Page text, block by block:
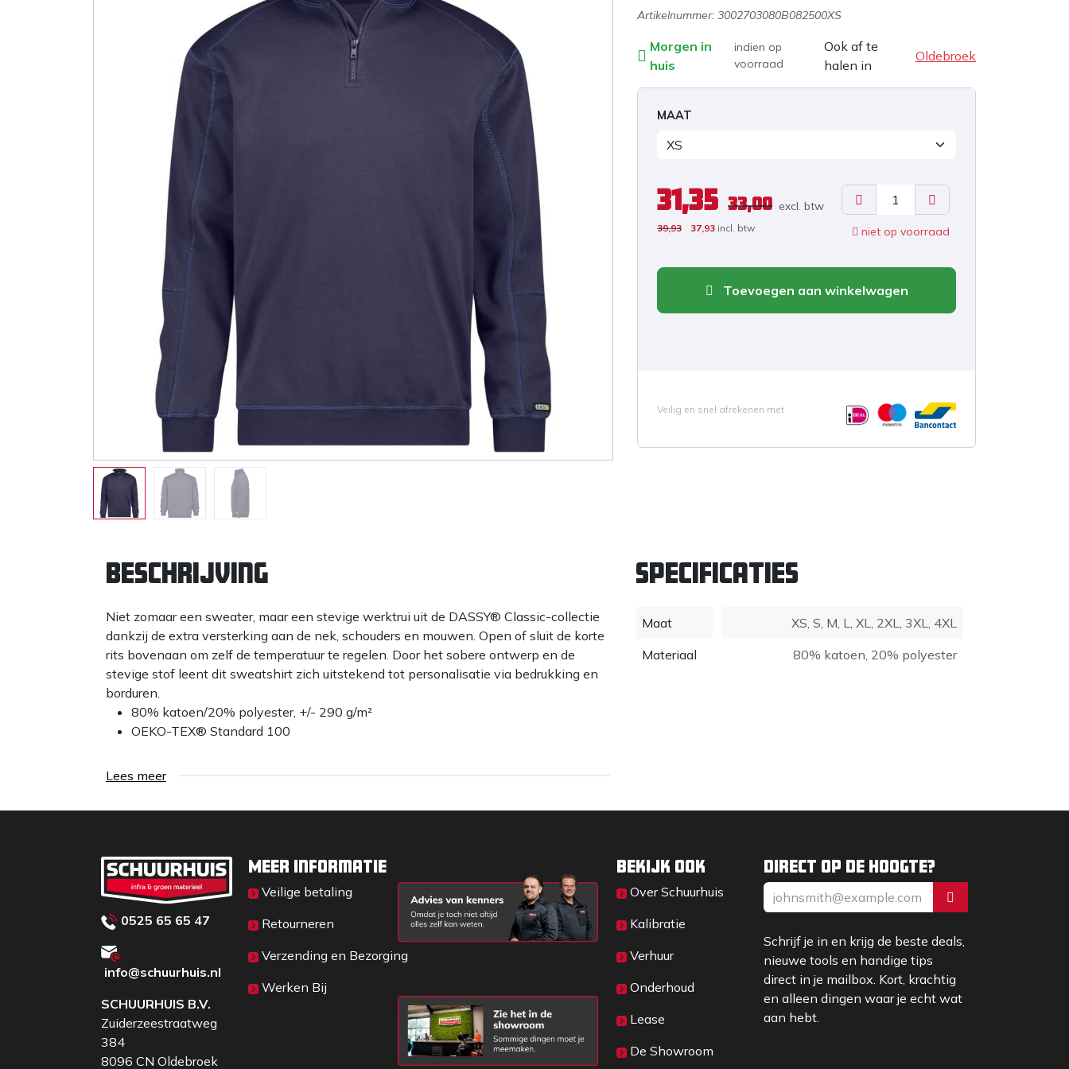
Artikelnummer: 3002703080B082500XS
Morgen in
huis
indien op
voorraad
Ook af te
halen in
Oldebroek
MAAT
31,35 33,00 excl. btw
39,93 37,93 incl. btw niet op voorraad
Toevoegen aan winkelwagen
Veilig en snel afrekenen met
Beschrijving
Niet zomaar een sweater, maar een stevige werktrui uit de DASSY® Classic-collectie
dankzij de extra versterking aan de nek, schouders en mouwen. Open of sluit de korte
rits bovenaan om zelf de temperatuur te regelen. Door het sobere ontwerp en de
stevige stof leent dit sweatshirt zich uitstekend tot personalisatie via bedrukking en
borduren.
80% katoen/20% polyester, +/- 290 g/m²
OEKO-TEX® Standard 100
Lees meer
Specificaties
Maat XS S M L XL 2XL 3XL
4XL
Materiaal
80% katoen 20% polyester
Direct op de hoogte?
Schrijf je in en krijg de beste deals,
nieuwe tools en handige tips
direct in je mailbox. Kort, krachtig
en alleen dingen waar je echt wat
aan hebt.
Bekijk ook
Over Sc​huurhuis
Kalibratie
Verhuur
Onderhoud
Lease
De Showroom
0525 65 65 47
info@schuurhuis.nl
SCHUURHUIS B.V.
Zuiderzeestraatweg
384
8096 CN Oldebroek
Meer informatie
Veilige betaling
Retourneren
Verzending en Bezorging
Werken Bij